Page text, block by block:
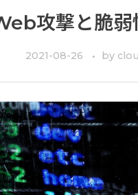
攻撃と脆
2021-08-26 by